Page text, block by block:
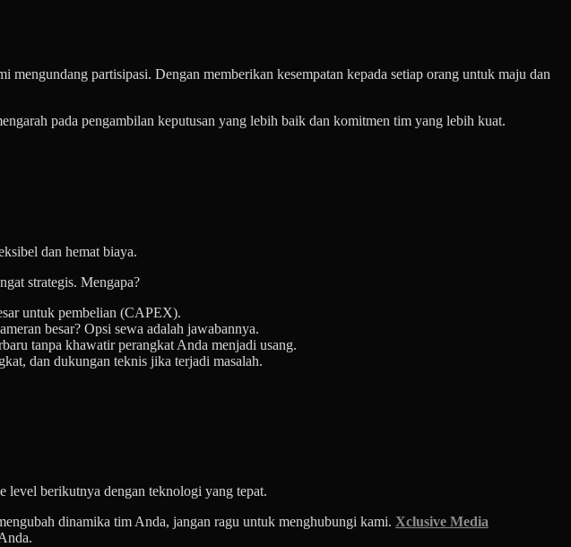
partisipasi. Dengan memberikan kesempatan kepada setiap orang untuk maju dan
pada pengambilan keputusan yang lebih baik dan komitmen tim yang lebih kuat.
dan hemat biaya.
strategis. Mengapa?
untuk pembelian (CAPEX).
besar? Opsi sewa adalah jawabannya.
tanpa khawatir perangkat Anda menjadi usang.
dan dukungan teknis jika terjadi masalah.
level berikutnya dengan teknologi yang tepat.
dinamika tim Anda, jangan ragu untuk menghubungi kami. Xclusive Media